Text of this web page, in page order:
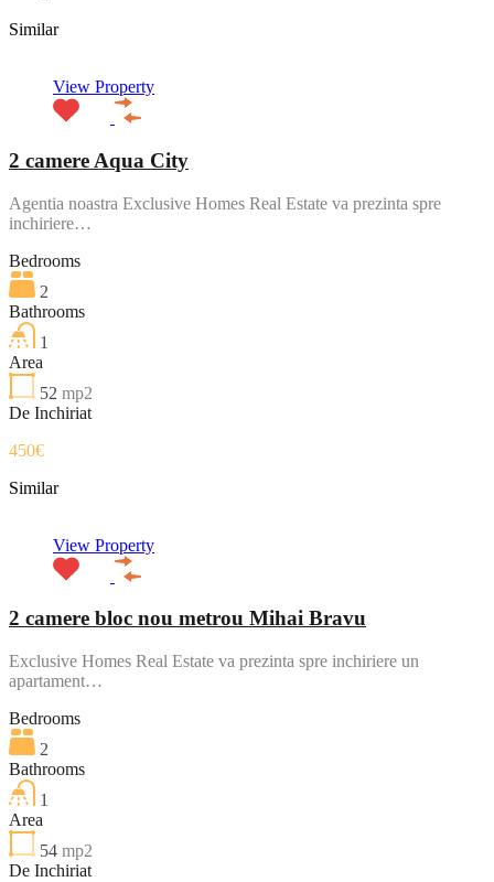
Similar
View Property
2 camere Aqua City
Agentia noastra Exclusive Homes Real Estate va prezinta spre
inchiriere…
Bedrooms
2
Bathrooms
1
Area
52 mp2
De Inchiriat
450€
Similar
View Property
2 camere bloc nou metrou Mihai Bravu
Exclusive Homes Real Estate va prezinta spre inchiriere un
apartament…
Bedrooms
2
Bathrooms
1
Area
54 mp2
De Inchiriat